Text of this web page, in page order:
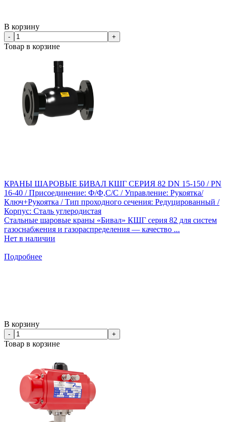
В корзину
- +
Товар в корзине
КРАНЫ ШАРОВЫЕ БИВАЛ КШГ СЕРИЯ 82 DN 15-150 / PN
16-40 / Присоединение: Ф/Ф,С/С / Управление: Рукоятка/
Ключ+Рукоятка / Тип проходного сечения: Редуцированный /
Корпус: Сталь углеродистая
Стальные шаровые краны «Бивал» КШГ серия 82 для систем
газоснабжения и газораспределения — качество ...
Нет в наличии
Подробнее
В корзину
- +
Товар в корзине